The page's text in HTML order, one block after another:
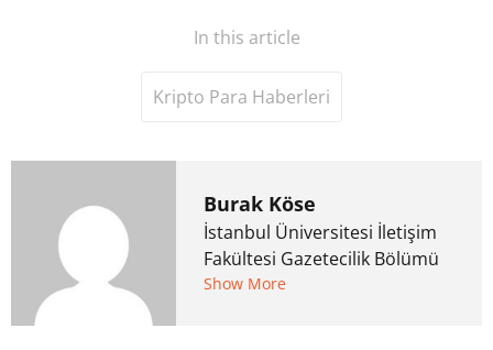
In this article
Kripto Para Haberleri
Burak Köse
İstanbul Üniversitesi İletişim
Fakültesi Gazetecilik Bölümü
mezunu. 6 yıl ana akım
Show More